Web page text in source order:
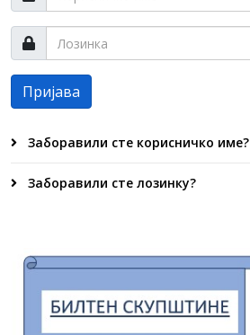
Пријава
Заборавили сте корисничко име?
Заборавили сте лозинку?